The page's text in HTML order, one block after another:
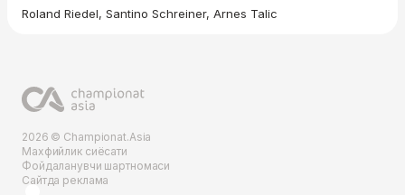
Roland Riedel, Santino Schreiner, Arnes Talic
2026 © Championat.Asia
Махфийлик сиёсати
Фойдаланувчи шартномаси
Сайтда реклама